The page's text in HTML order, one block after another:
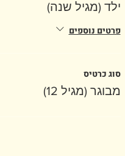
ילד (מגיל שנה)
פרטים נוספים
סוג כרטיס
מבוגר (מגיל 12)